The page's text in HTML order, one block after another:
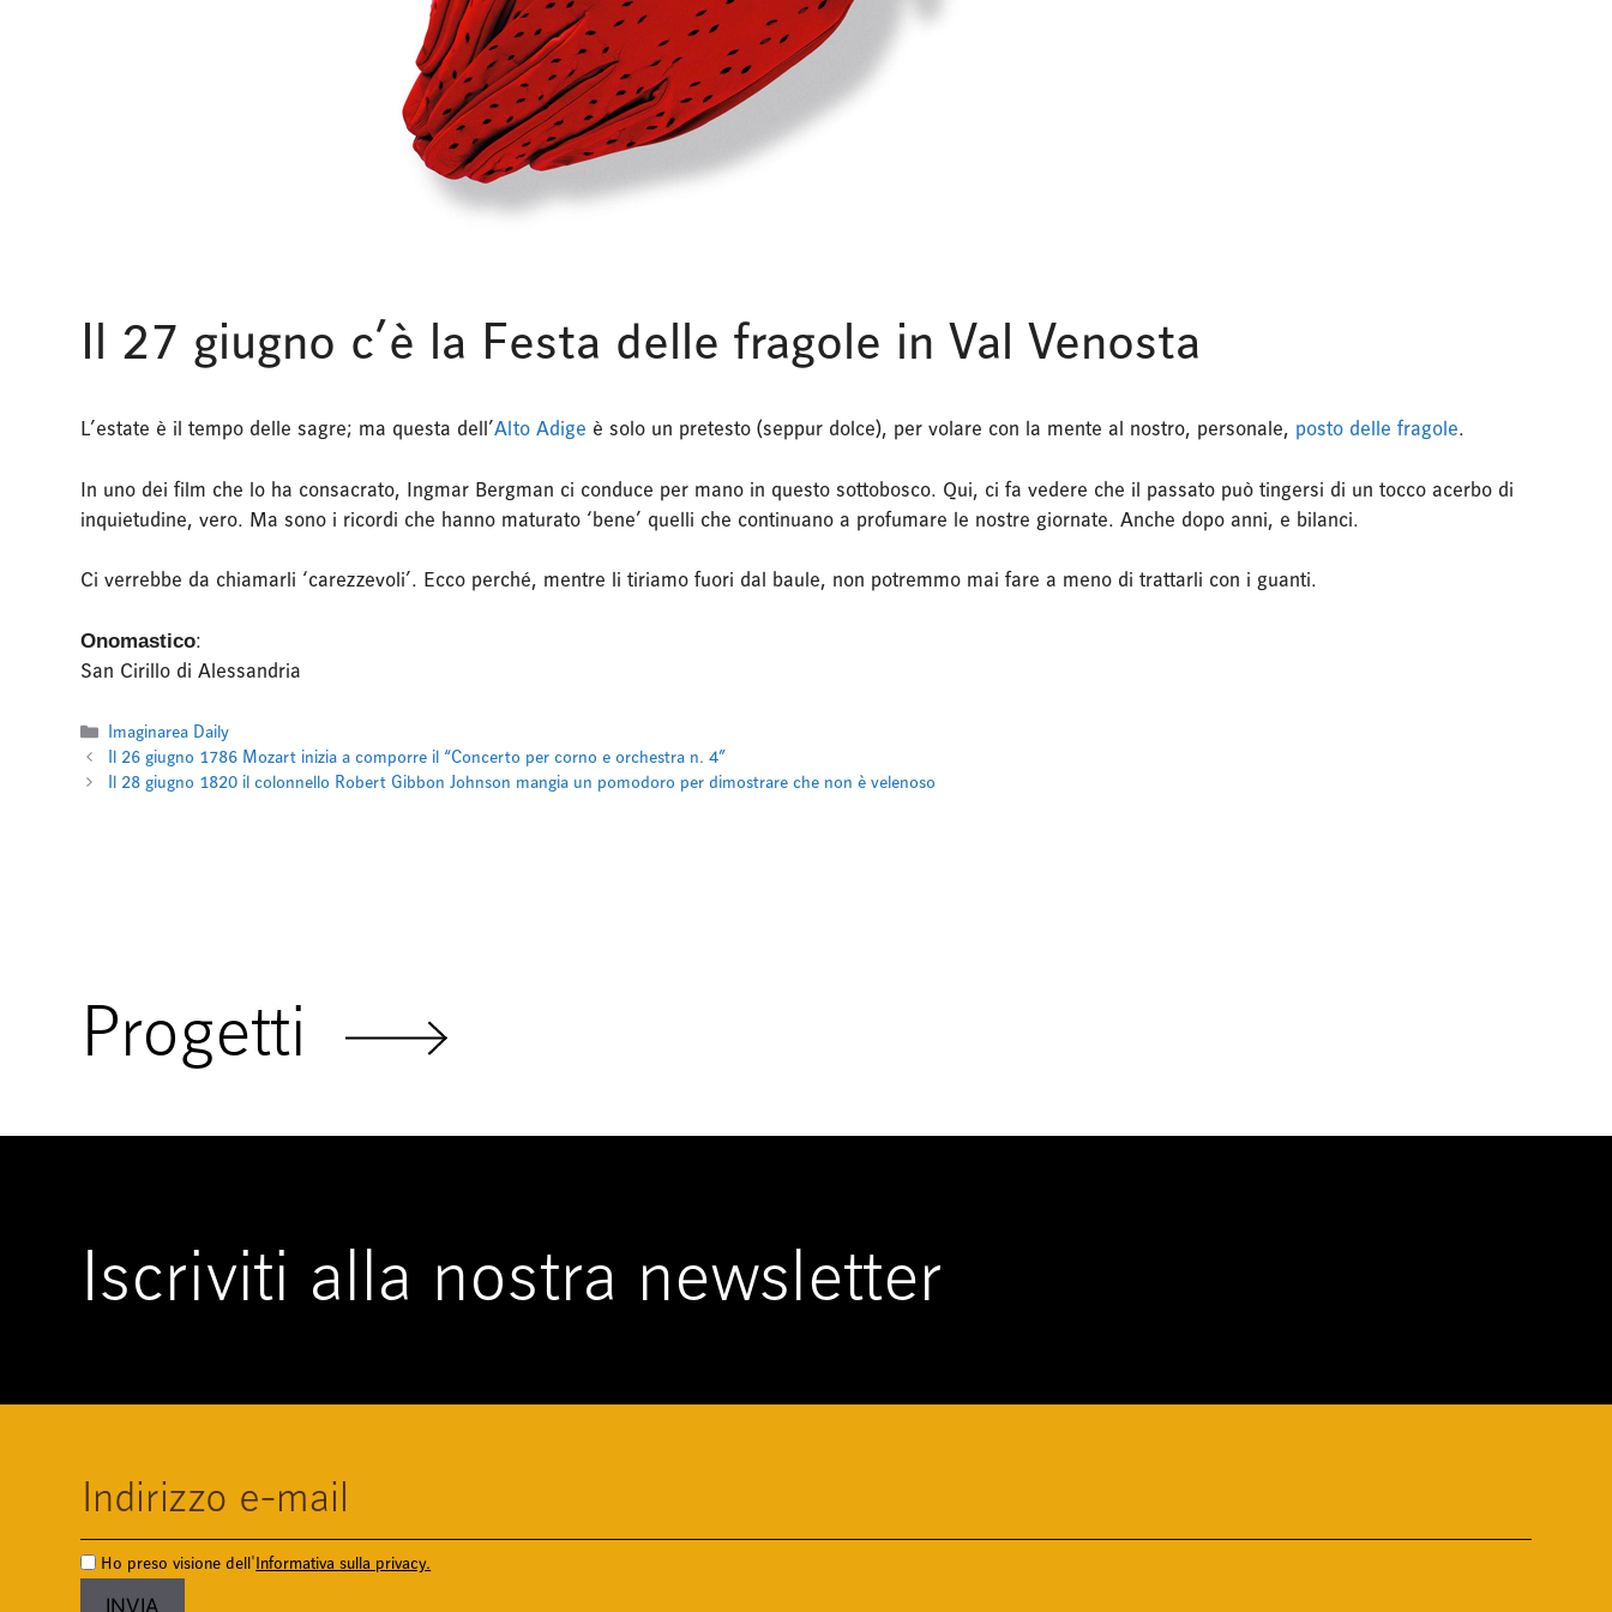
Il 27 giugno c’è la Festa delle fragole in Val Venosta
L’estate è il tempo delle sagre; ma questa dell’Alto Adige è solo un pretesto (seppur dolce), per volare con la mente al nostro, personale, posto delle fragole.
In uno dei film che lo ha consacrato, Ingmar Bergman ci conduce per mano in questo sottobosco. Qui, ci fa vedere che il passato può tingersi di un tocco acerbo di
inquietudine, vero. Ma sono i ricordi che hanno maturato ‘bene’ quelli che continuano a profumare le nostre giornate. Anche dopo anni, e bilanci.
Ci verrebbe da chiamarli ‘carezzevoli’. Ecco perché, mentre li tiriamo fuori dal baule, non potremmo mai fare a meno di trattarli con i guanti.
Onomastico:
San Cirillo di Alessandria
Categorie
Imaginarea Daily
Il 26 giugno 1786 Mozart inizia a comporre il “Concerto per corno e orchestra n. 4”
Il 28 giugno 1820 il colonnello Robert Gibbon Johnson mangia un pomodoro per dimostrare che non è velenoso
Progetti
Iscriviti alla nostra newsletter
Ho preso visione dell'Informativa sulla privacy.